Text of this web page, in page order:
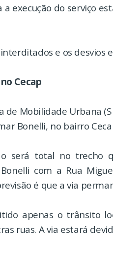
a execução do serviço
e os desvios
Cecap
de Mobilidade Urbana
Bonelli, no bairro
será total no trecho
com a Rua
é que a via
apenas o trânsito
ruas. A via estará